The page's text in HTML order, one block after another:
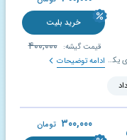
خرید بلیت
قیمت گیشه: ۴۰۰,۰۰۰
قابل استفاده فقط برای بانوان در سانس ۱۳ الی ۱۵ روزهای یکشنبه، سه شنبه و پنجشنبه؛ بلیت تخفیف دار استخریار در صورت عدم استفاده، قابل تمدید و استرداد می باشد. ادامه توضیحات
۳۰۰,۰۰۰ تومان